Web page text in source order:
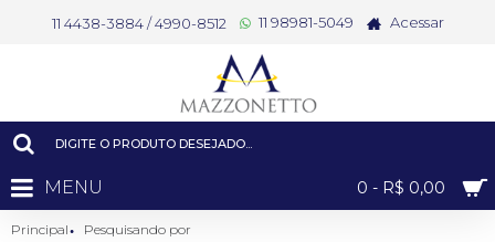
11 4438-3884 / 4990-8512 11 98981-5049 Acessar
0 - R$ 0,00
MENU
Principal Pesquisando por